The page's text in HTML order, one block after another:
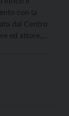
con la
dal Centro
ed attore,